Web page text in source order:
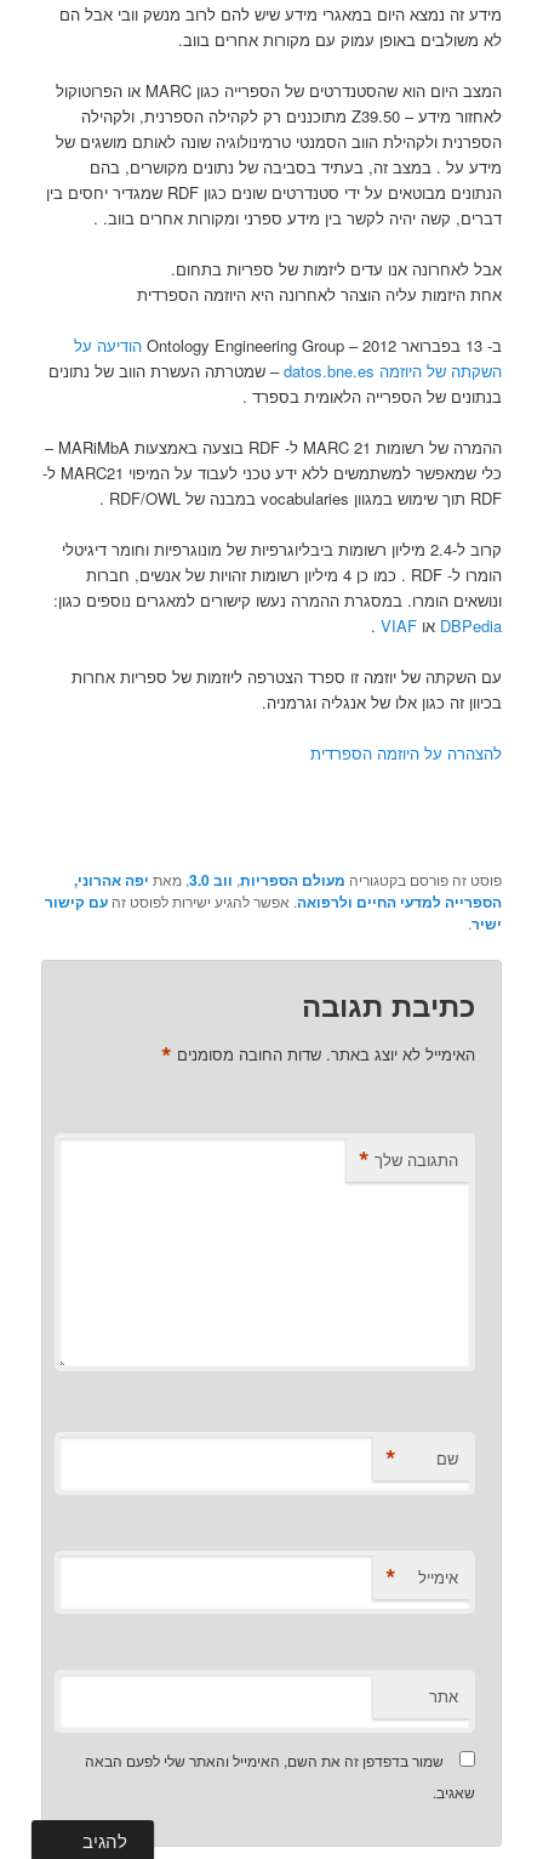
מידע זה נמצא היום במאגרי מידע שיש להם לרוב מנשק וובי אבל הם
לא משולבים באופן עמוק עם מקורות אחרים בווב.
המצב היום הוא שהסטנדרטים של הספרייה כגון MARC או הפרוטוקול
לאחזור מידע – Z39.50 מתוכננים רק לקהילה הספרנית, ולקהילה
הספרנית ולקהילת הווב הסמנטי טרמינולוגיה שונה לאותם מושגים של
מידע על . במצב זה, בעתיד בסביבה של נתונים מקושרים, בהם
הנתונים מבוטאים על ידי סטנדרטים שונים כגון RDF שמגדיר יחסים בין
דברים, קשה יהיה לקשר בין מידע ספרני ומקורות אחרים בווב. .
אבל לאחרונה אנו עדים ליזמות של ספריות בתחום.
אחת היזמות עליה הוצהר לאחרונה היא היוזמה הספרדית
ב- 13 בפברואר 2012 – Ontology Engineering Group
הודיעה על
השקתה של היוזמה datos.bne.es– שמטרתה העשרת הווב של נתונים
בנתונים של הספרייה הלאומית בספרד .
ההמרה של רשומות MARC 21 ל- RDF בוצעה באמצעות MARiMbA –
כלי שמאפשר למשתמשים ללא ידע טכני לעבוד על המיפוי MARC21 ל-
RDF תוך שימוש במגוון vocabularies במבנה של RDF/OWL .
קרוב ל-2.4 מיליון רשומות ביבליוגרפיות של מונוגרפיות וחומר דיגיטלי
הומרו ל- RDF . כמו כן 4 מיליון רשומות זהויות של אנשים, חברות
ונושאים הומרו. במסגרת ההמרה נעשו קישורים למאגרים נוספים כגון:
DBPedia אוVIAF
.
עם השקתה של יוזמה זו ספרד הצטרפה ליוזמות של ספריות אחרות
בכיוון זה כגון אלו של אנגליה וגרמניה.
להצהרה על היוזמה הספרדית
פוסט זה פורסם בקטגוריה מעולם הספריות, ווב 3.0 , מאת יפה אהרוני,
הספרייה למדעי החיים ולרפואה. אפשר להגיע ישירות לפוסט זהעם קישור
ישיר.
כתיבת תגובה
האימייל לא יוצג באתר. שדות החובה מסומנים *
התגובה שלך *
שם *
אימייל *
אתר
שמור בדפדפן זה את השם, האימייל והאתר שלי לפעם הבאה
שאגיב.